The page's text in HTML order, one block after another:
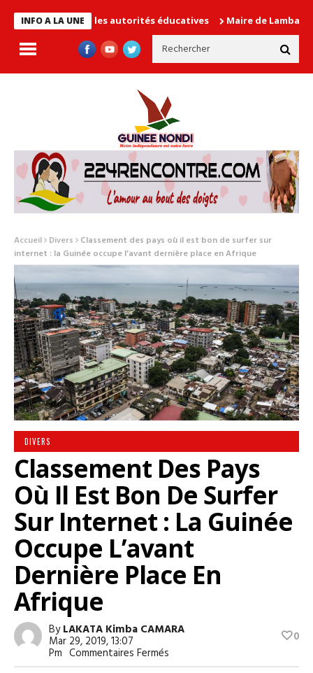
INFO A LA UNE
cause les autorités éducatives Maire de Lambanyi : Baba
Accueil Divers Classement des pays où il est bon de surfer sur
internet : la Guinée occupe l’avant dernière place en Afrique
DIVERS
Classement Des Pays
Où Il Est Bon De Surfer
Sur Internet : La Guinée
Occupe L’avant
Dernière Place En
Afrique
ByLAKATA Kimba CAMARA
Mar 29, 2019, 13:07
Pm Commentaires Fermés
Classement
0